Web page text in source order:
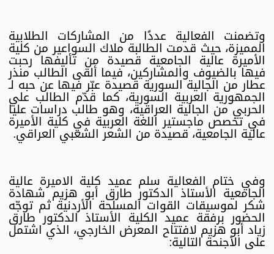
وتضمنت الفعالية عددًا من المشاركات الطلابية
المميزة، حيث قدمت الطالبة ملاك السواعير من كلية
الأميرة عالية الجامعية قصيدة من تأليفها رحبت
فيها بالضيوف والمشاركين، فيما ألقى الطالب منذر
عطار من الجالية السورية قصيدة عبّر فيها عن حبه لـ
الجمهورية العربية السورية، كما قدّم الطالب علي
الحربي من الجالية العراقية، وهو طالب دراسات عليا
في تخصص ماجستير اللغة العربية في كلية الأميرة
عالية الجامعية، قصيدة من الشعر الشعبي العراقي.
وفي ختام الفعالية سلم عميد كلية الاميرة عالية
الجامعية الأستاذ الدكتور طارق أبو هزيم شهادة
شكر لموسيقات القوات المسلحة الأردنية ثم توجّه
الحضور برفقة عميد الكلية الأستاذ الدكتور طارق
زياد أبو هزيم لافتتاح المعرض الخارجي، الذي اشتمل
على الأجنحة التالية: